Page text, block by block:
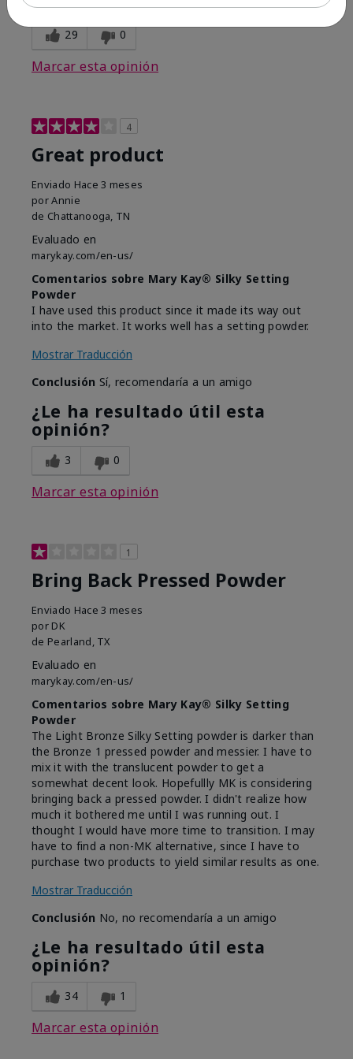
29 0
Marcar esta opinión
4
Great product
Enviado Hace 3 meses
porAnnie
de Chattanooga, TN
Evaluado en
marykay.com/en-us/
Comentarios sobre Mary Kay® Silky Setting
Powder
I have used this product since it made its way out
into the market. It works well has a setting powder.
Mostrar Traducción
Conclusión Sí, recomendaría a un amigo
¿Le ha resultado útil esta
opinión?
3 0
Marcar esta opinión
1
Bring Back Pressed Powder
Enviado Hace 3 meses
por DK
de Pearland, TX
Evaluado en
marykay.com/en-us/
Comentarios sobre Mary Kay® Silky Setting
Powder
The Light Bronze Silky Setting powder is darker than
the Bronze 1 pressed powder and messier. I have to
mix it with the translucent powder to get a
somewhat decent look. Hopefullly MK is considering
bringing back a pressed powder. I didn't realize how
much it bothered me until I was running out. I
thought I would have more time to transition. I may
have to find a non-MK alternative, since I have to
purchase two products to yield similar results as one.
Mostrar Traducción
Conclusión No, no recomendaría a un amigo
¿Le ha resultado útil esta
opinión?
34 1
Marcar esta opinión